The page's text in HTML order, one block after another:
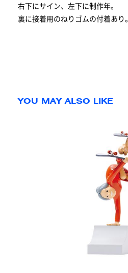
右下にサイン、左下に制作年。
裏に接着用のねりゴムの付着あり。
YOU MAY ALSO LIKE